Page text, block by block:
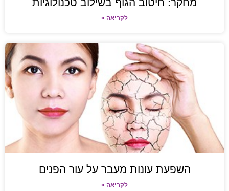
לקריאה »
השפעת עונות מעבר על עור הפנים
לקריאה »